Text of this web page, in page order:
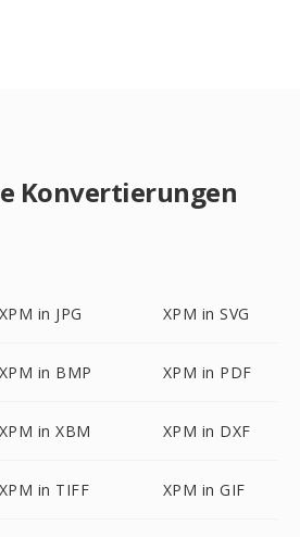
Konvertierungen
XPM in JPG XPM in SVG
XPM in BMP XPM in PDF
XPM in XBM XPM in DXF
XPM in TIFF XPM in GIF